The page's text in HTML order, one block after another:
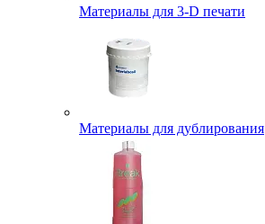
Материалы для 3-D печати
Материалы для дублирования